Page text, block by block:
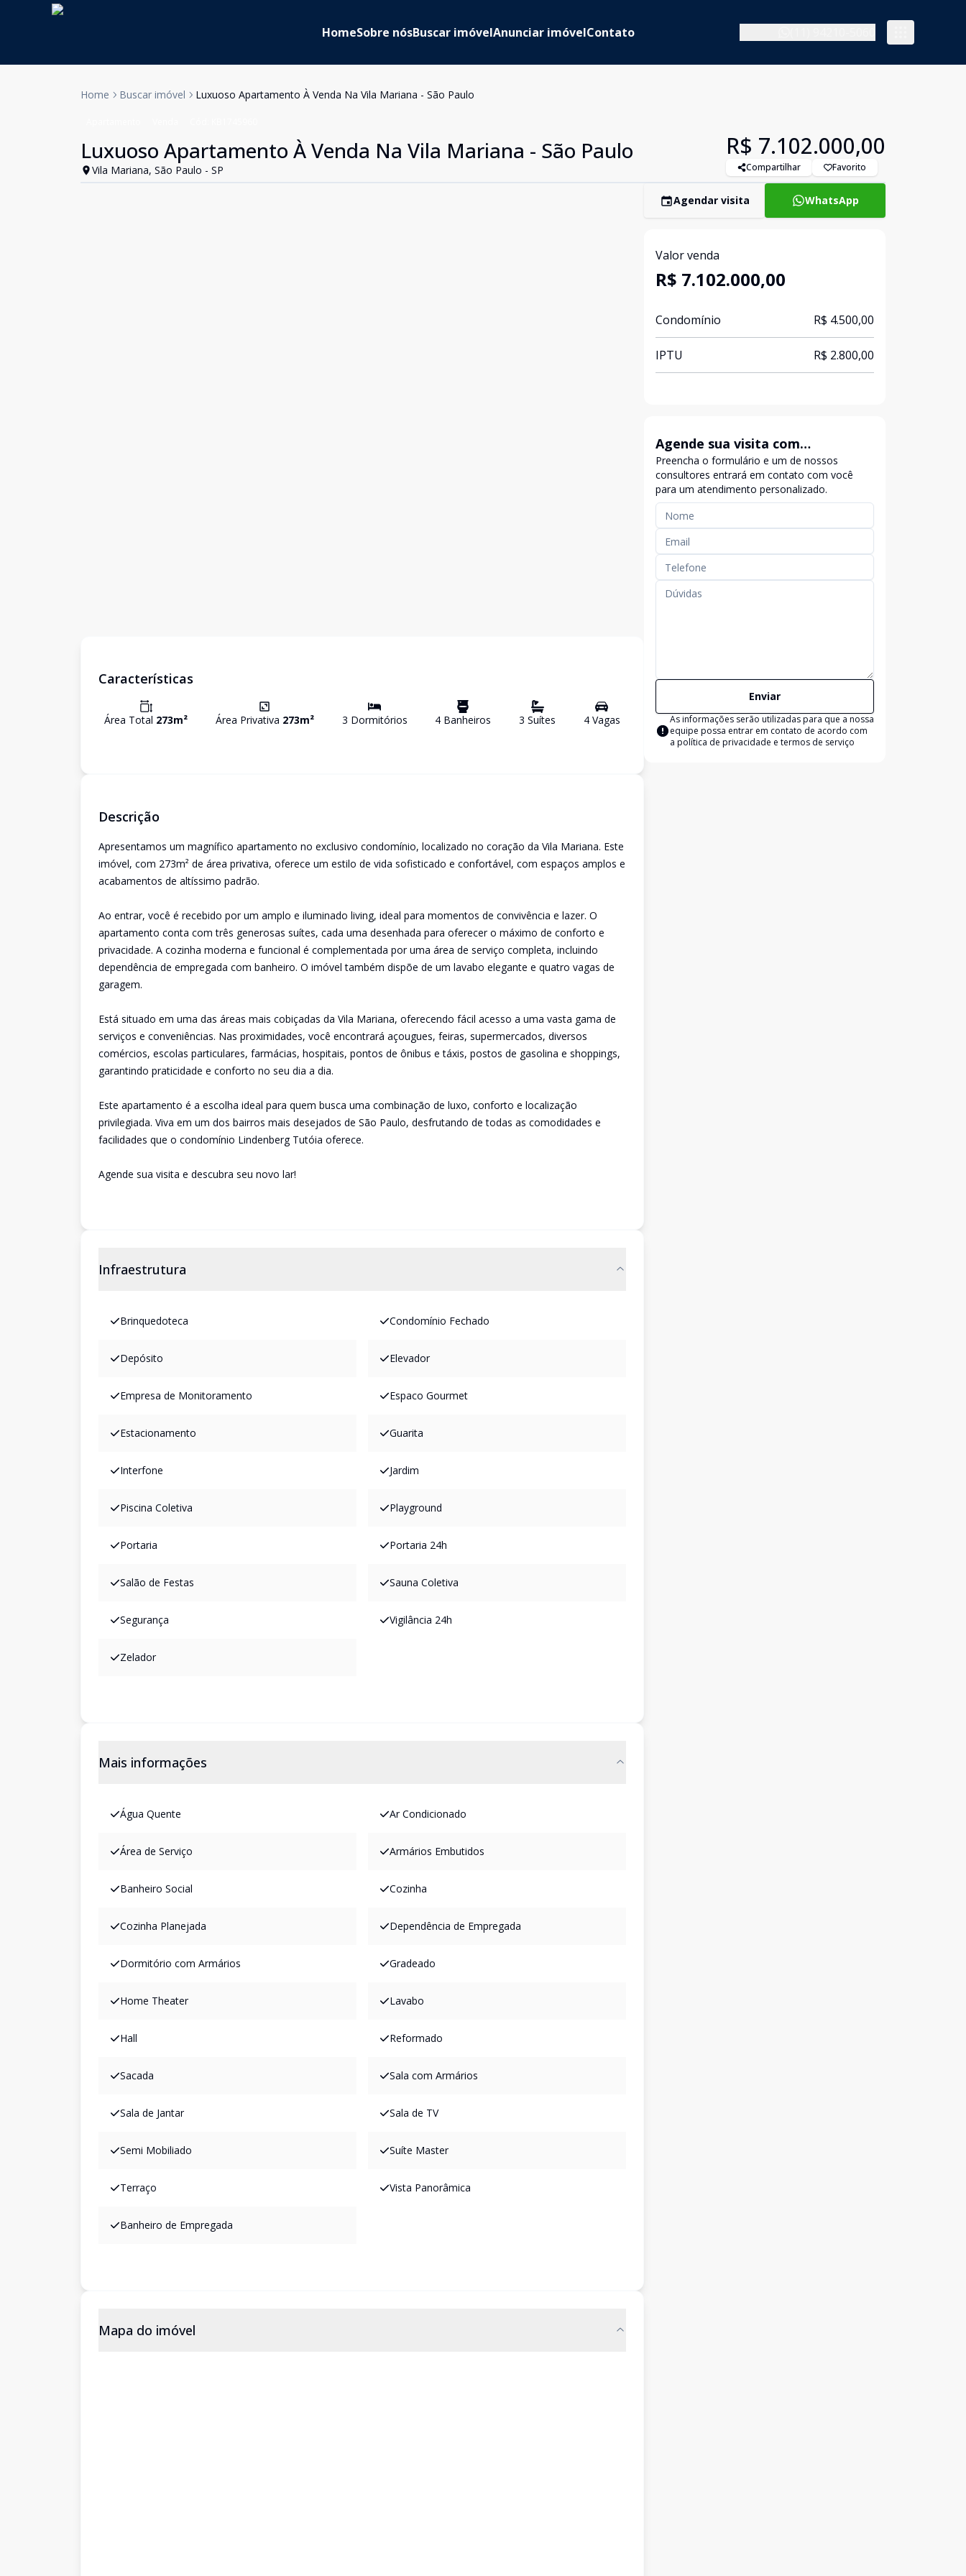
HomeSobre nósBuscar imóvelAnunciar imóvelContato
Home Buscar imóvel Luxuoso Apartamento À Venda Na Vila Mariana - São Paulo
Luxuoso Apartamento À Venda Na Vila Mariana - São Paulo
Vila Mariana, São Paulo - SP
R$ 7.102.000,00
Compartilhar Favorito
Características
Área Total 273m² Área Privativa 273m² 3 Dormitórios 4 Banheiros 3 Suítes 4Vagas
Descrição
Apresentamos um magnífico apartamento no exclusivo condomínio, localizado no coração da Vila Mariana. Este
imóvel, com 273m² de área privativa, oferece um estilo de vida sofisticado e confortável, com espaços amplos e
acabamentos de altíssimo padrão.
Ao entrar, você é recebido por um amplo e iluminado living, ideal para momentos de convivência e lazer. O
apartamento conta com três generosas suítes, cada uma desenhada para oferecer o máximo de conforto e
privacidade. A cozinha moderna e funcional é complementada por uma área de serviço completa, incluindo
dependência de empregada com banheiro. O imóvel também dispõe de um lavabo elegante e quatro vagas de
garagem.
Está situado em uma das áreas mais cobiçadas da Vila Mariana, oferecendo fácil acesso a uma vasta gama de
serviços e conveniências. Nas proximidades, você encontrará açougues, feiras, supermercados, diversos
comércios, escolas particulares, farmácias, hospitais, pontos de ônibus e táxis, postos de gasolina e shoppings,
garantindo praticidade e conforto no seu dia a dia.
Este apartamento é a escolha ideal para quem busca uma combinação de luxo, conforto e localização
privilegiada. Viva em um dos bairros mais desejados de São Paulo, desfrutando de todas as comodidades e
facilidades que o condomínio Lindenberg Tutóia oferece.
Agende sua visita e descubra seu novo lar!
Infraestrutura
Brinquedoteca Condomínio Fechado
Depósito Elevador
Empresa de Monitoramento Espaco Gourmet
Estacionamento Guarita
Interfone Jardim
Piscina Coletiva Playground
Portaria Portaria 24h
Salão de Festas Sauna Coletiva
Segurança Vigilância 24h
Zelador
Mais informações
Água Quente Ar Condicionado
Área de Serviço Armários Embutidos
Banheiro Social Cozinha
Cozinha Planejada Dependência de Empregada
Dormitório com Armários Gradeado
Home Theater Lavabo
Hall Reformado
Sacada Sala com Armários
Sala de Jantar Sala de TV
Semi Mobiliado Suíte Master
Terraço Vista Panorâmica
Banheiro de Empregada
Mapa do imóvel
Agendar visita WhatsApp
Valor venda
R$ 7.102.000,00
Condomínio R$ 4.500,00
IPTU R$ 2.800,00
Agende sua visita com
exclusividade
Preencha o formulário e um de nossos
consultores entrará em contato com você
para um atendimento personalizado.
Enviar
As informações serão utilizadas para que a nossa
equipe possa entrar em contato de acordo com
a política de privacidade e termos de serviço